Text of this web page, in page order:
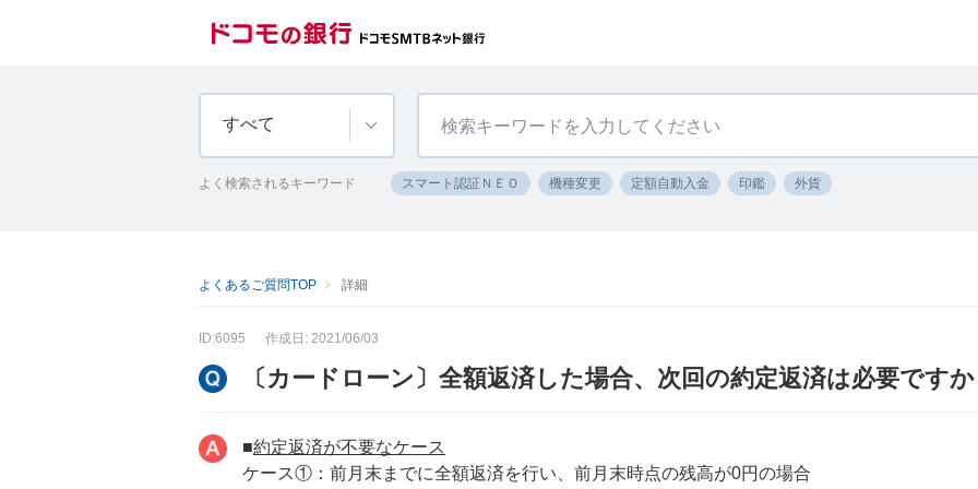
すべて
よく検索されるキーワード スマート認証ＮＥＯ 機種変更 定額自動入金 印鑑 外貨
よくあるご質問TOP 詳細
ID:6095 作成日: 2021/06/03
〔カードローン〕全額返済した場合、次回の約定返済は必要です
■約定返済が不要なケース
ケース①：前月末までに全額返済を行い、前月末時点の残高が0円の場合